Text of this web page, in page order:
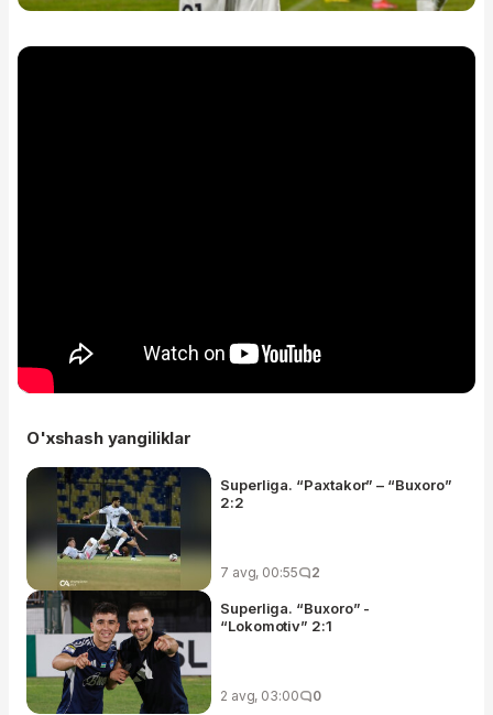
O'xshash yangiliklar
Superliga. “Paxtakor” – “Buxoro”
2:2
7 avg, 00:55 2
Superliga. “Buxoro” -
“Lokomotiv” 2:1
2 avg, 03:00 0